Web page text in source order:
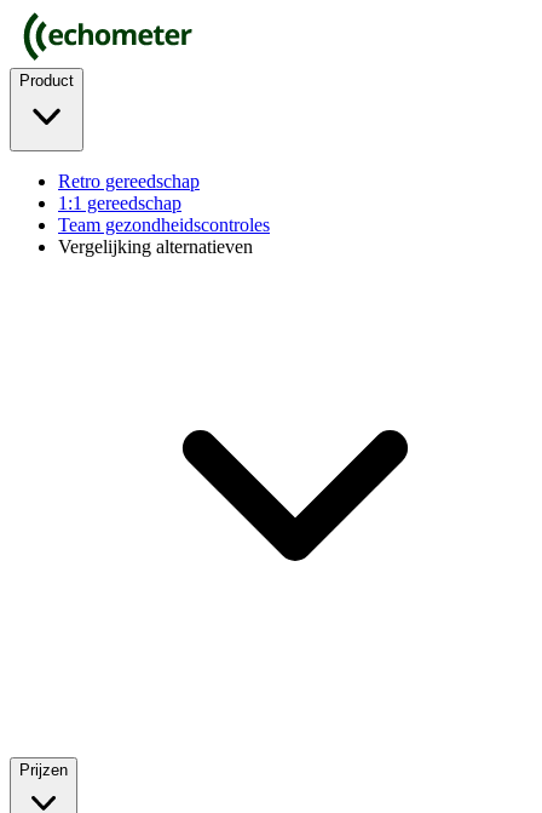
Product
Retro gereedschap
1:1 gereedschap
Team gezondheidscontroles
Vergelijking alternatieven
Prijzen